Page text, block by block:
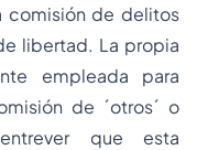
comisión de delitos
libertad. La propia
empleada para
de ´otros´ o
que esta